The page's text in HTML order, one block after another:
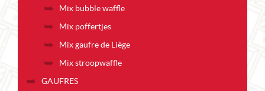
Mix bubble waffle
Mix poffertjes
Mix gaufre de Liège
Mix stroopwaffle
GAUFRES